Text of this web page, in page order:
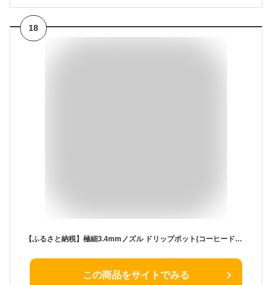
18
【ふるさと納税】極細3.4mmノズル ドリップポット(コーヒードリップポット) 350ml 1～2人用 コーヒー ドリップ 珈琲器具 燕三条製【015P061/017S004】
この商品をサイトでみる